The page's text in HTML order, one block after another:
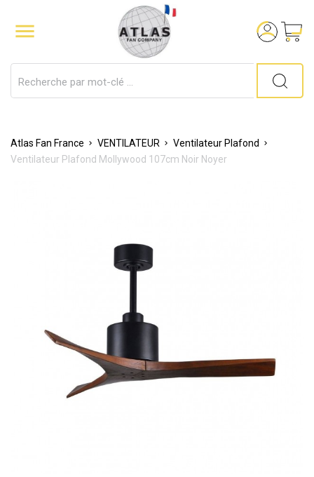

Atlas Fan France VENTILATEUR
Ventilateur Plafond
Ventilateur Plafond Mollywood 107cm Noir Noyer